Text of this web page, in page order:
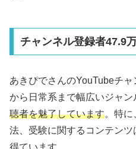
チャンネル登録者47.9
あきぴでさんのYouTubeチ
から日常系まで幅広いジャン
聴者を魅了しています。特
法、受験に関するコンテン